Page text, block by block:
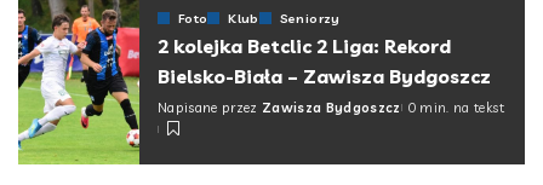
Foto Klub Seniorzy
2 kolejka Betclic 2 Liga: Rekord
Bielsko-Biała – Zawisza Bydgoszcz
Napisane przez Zawisza Bydgoszcz 0 min. na tekst